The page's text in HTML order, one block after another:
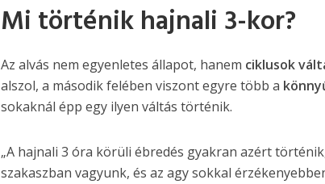
Mi történik hajnali 3-kor?
Az alvás nem egyenletes állapot, hanem ciklusok
alszol, a második felében viszont egyre több a
sokaknál épp egy ilyen váltás történik.
„A hajnali 3 óra körüli ébredés gyakran azért
szakaszban vagyunk, és az agy sokkal